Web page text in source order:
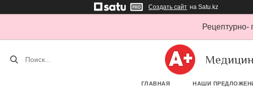
Создать сайт на Satu.kz
Рецептурно-
ГЛАВНАЯ НАШИ